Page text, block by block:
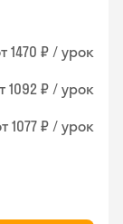
1470 ₽ / урок
1092 ₽ / урок
1077 ₽ / урок